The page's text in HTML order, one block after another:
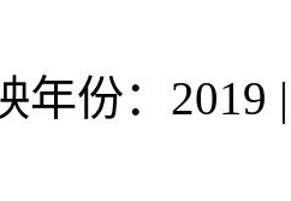
年份：2019 |